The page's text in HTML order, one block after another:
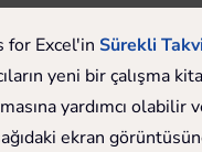
for Excel'in Sürekli
yeni bir çalışma
yardımcı olabilir
ekran